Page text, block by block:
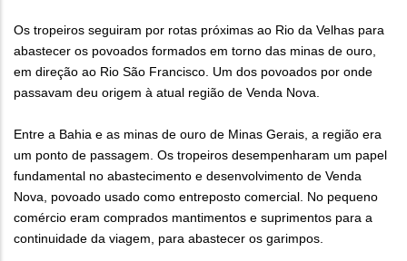
Os tropeiros seguiram por rotas próximas ao Rio da Velhas para
abastecer os povoados formados em torno das minas de ouro,
em direção ao Rio São Francisco. Um dos povoados por onde
passavam deu origem à atual região de Venda Nova.
Entre a Bahia e as minas de ouro de Minas Gerais, a região era
um ponto de passagem. Os tropeiros desempenharam um papel
fundamental no abastecimento e desenvolvimento de Venda
Nova, povoado usado como entreposto comercial. No pequeno
comércio eram comprados mantimentos e suprimentos para a
continuidade da viagem, para abastecer os garimpos.